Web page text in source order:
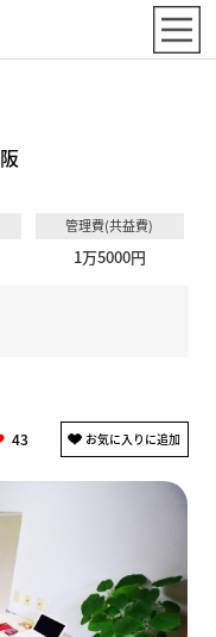
管理費(共益費)
1万5000円
43